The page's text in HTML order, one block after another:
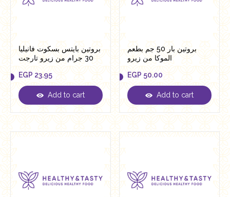
بروتين بايتس بسكوت فانيليا
30 جرام من زيرو تارجت
EGP 23.95
EGP 23.95
Add to cart
بروتين بار 50 جم بطعم
الموكا من زيرو
EGP 50.00
EGP 50.00
Add to cart